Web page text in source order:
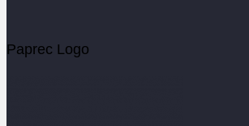
Paprec Logo